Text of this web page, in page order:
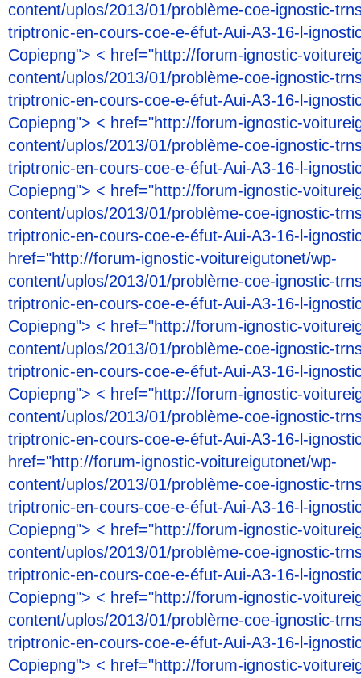
content/uplos/2013/01/problème-coe-ignostic-
triptronic-en-cours-coe-e-éfut-Aui-A3-16-l-
Copiepng"> < href="http://forum-ignostic-
content/uplos/2013/01/problème-coe-ignostic-
triptronic-en-cours-coe-e-éfut-Aui-A3-16-l-
Copiepng"> < href="http://forum-ignostic-
content/uplos/2013/01/problème-coe-ignostic-
triptronic-en-cours-coe-e-éfut-Aui-A3-16-l-
Copiepng"> < href="http://forum-ignostic-
content/uplos/2013/01/problème-coe-ignostic-
triptronic-en-cours-coe-e-éfut-Aui-A3-16-l-
href="http://forum-ignostic-voitureigutonet/wp-
content/uplos/2013/01/problème-coe-ignostic-
triptronic-en-cours-coe-e-éfut-Aui-A3-16-l-
Copiepng"> < href="http://forum-ignostic-
content/uplos/2013/01/problème-coe-ignostic-
triptronic-en-cours-coe-e-éfut-Aui-A3-16-l-
Copiepng"> < href="http://forum-ignostic-
content/uplos/2013/01/problème-coe-ignostic-
triptronic-en-cours-coe-e-éfut-Aui-A3-16-l-
href="http://forum-ignostic-voitureigutonet/wp-
content/uplos/2013/01/problème-coe-ignostic-
triptronic-en-cours-coe-e-éfut-Aui-A3-16-l-
Copiepng"> < href="http://forum-ignostic-
content/uplos/2013/01/problème-coe-ignostic-
triptronic-en-cours-coe-e-éfut-Aui-A3-16-l-
Copiepng"> < href="http://forum-ignostic-
content/uplos/2013/01/problème-coe-ignostic-
triptronic-en-cours-coe-e-éfut-Aui-A3-16-l-
Copiepng"> < href="http://forum-ignostic-